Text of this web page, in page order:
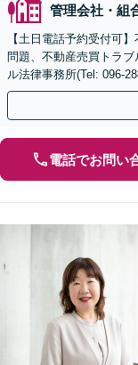
管理会社・組
【土日電話予約受付可
問題、不動産売買トラ
ル法律事務所(Tel: 096-
付可】【休日・夜間相談
電話でお問い